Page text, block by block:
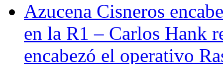
Azucena Cisneros
en la R1 – Carlos Hank
encabezó el operativo